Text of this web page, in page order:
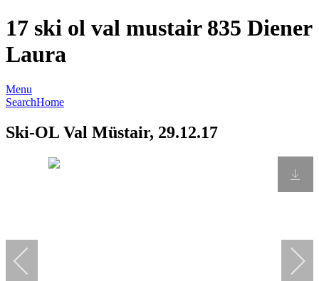
17 ski ol val mustair 835 Diener
Laura
Menu
SearchHome
Ski-OL Val Müstair, 29.12.17